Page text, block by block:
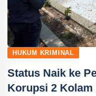
HUKUM KRIMINAL
Status Naik ke
Korupsi 2 Kolam